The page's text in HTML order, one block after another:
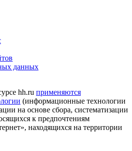
данных
hh.ru применяются
(информационные технологии
на основе сбора, систематизации
к предпочтениям
находящихся на территории